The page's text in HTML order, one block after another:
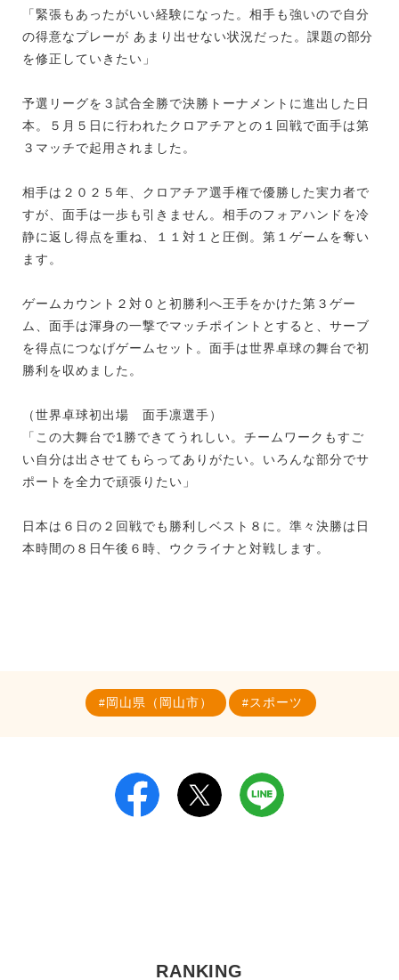
「緊張もあったがいい経験になった。相手も強いので自分
の得意なプレーが あまり出せない状況だった。課題の部分
を修正していきたい」
予選リーグを３試合全勝で決勝トーナメントに進出した日
本。５月５日に行われたクロアチアとの１回戦で面手は第
３マッチで起用されました。
相手は２０２５年、クロアチア選手権で優勝した実力者で
すが、面手は一歩も引きません。相手のフォアハンドを冷
静に返し得点を重ね、１１対１と圧倒。第１ゲームを奪い
ます。
ゲームカウント２対０と初勝利へ王手をかけた第３ゲー
ム、面手は渾身の一撃でマッチポイントとすると、サーブ
を得点につなげゲームセット。面手は世界卓球の舞台で初
勝利を収めました。
（世界卓球初出場 面手凛選手）
「この大舞台で1勝できてうれしい。チームワークもすご
い自分は出させてもらってありがたい。いろんな部分でサ
ポートを全力で頑張りたい」
日本は６日の２回戦でも勝利しベスト８に。準々決勝は日
本時間の８日午後６時、ウクライナと対戦します。
岡山県（岡山市） スポーツ
RANKING